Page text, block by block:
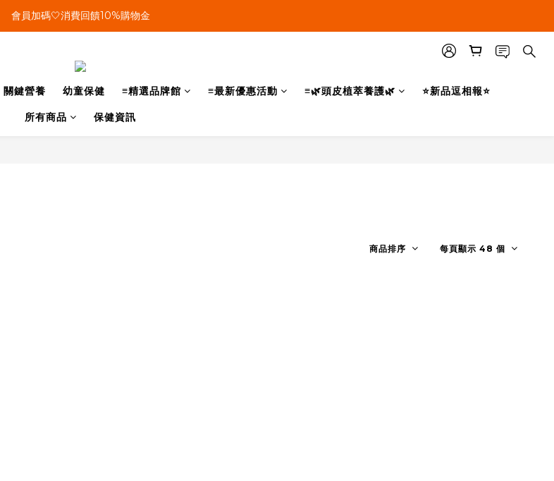
單筆結帳金額滿899🤍超取/郵寄免運費
會員加碼🤍消費回饋10%購物金
關鍵營養 幼童保健 ≡精選品牌館 ≡最新優惠活動 ≡🌿頭皮植萃養護🌿 ⭐新品逗相報⭐
所有商品 保健資訊
商品排序 每頁顯示 48 個